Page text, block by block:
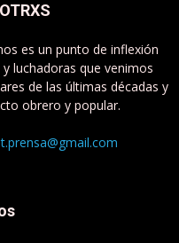
es un punto de inflexión
luchadoras que venimos
de las últimas décadas y
obrero y popular.